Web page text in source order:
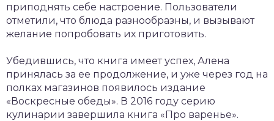
приподнять себе настроение. Пользователи
отметили, что блюда разнообразны, и вызывают
желание попробовать их приготовить.
Убедившись, что книга имеет успех, Алена
принялась за ее продолжение, и уже через год на
полках магазинов появилось издание
«Воскресные обеды». В 2016 году серию
кулинарии завершила книга «Про варенье».